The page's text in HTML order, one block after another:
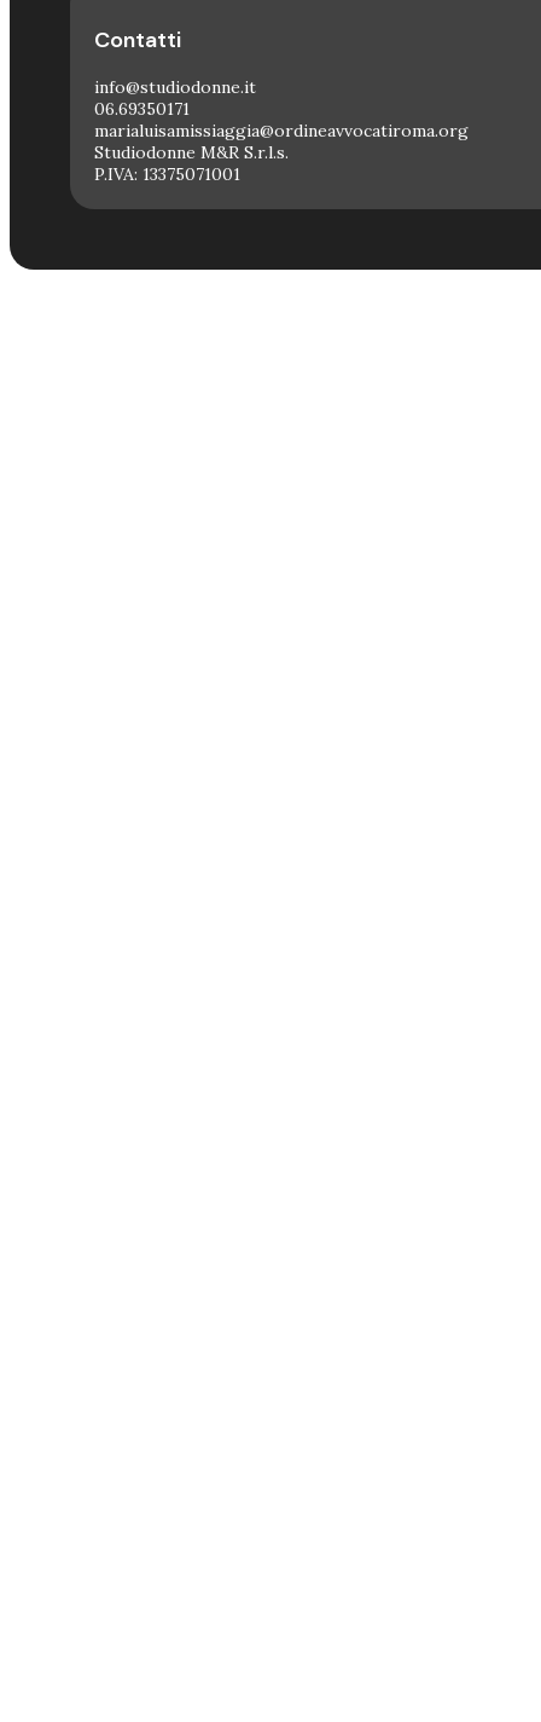
Contatti
info@studiodonne.it
06.69350171
marialuisamissiaggia@ordineavvocatiroma.org
Studiodonne M&R S.r.l.s.
P.IVA: 13375071001